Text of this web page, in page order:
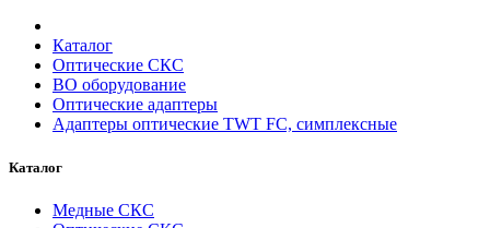
Каталог
Оптические СКС
ВО оборудование
Оптические адаптеры
Адаптеры оптические TWT FC, симплексные
Каталог
Медные СКС